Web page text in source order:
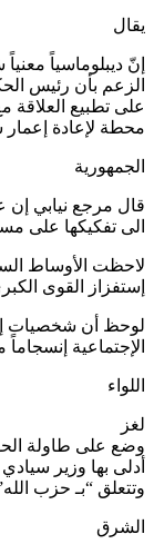
يقال
إنّ ديبلوماسياً
الزعم بأن رئيس
على تطبيع العلاقة
محطة لإعادة إعمار
الجمهورية
قال مرجع نيابي إن
الى تفكيكها على
لاحظت الأوساط
إستفزاز القوى
لوحظ أن شخصيات
الإجتماعية
اللواء
لغز
أدلى بها وزير
وتتعلق “بـ حزب
الشرق